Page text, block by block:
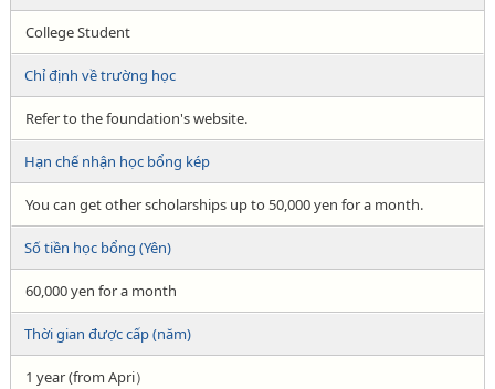
College Student
Chỉ định về trường học
Refer to the foundation's website.
Hạn chế nhận học bổng kép
You can get other scholarships up to 50,000 yen for a month.
Số tiền học bổng (Yên)
60,000 yen for a month
Thời gian được cấp (năm)
1 year (from Apri）